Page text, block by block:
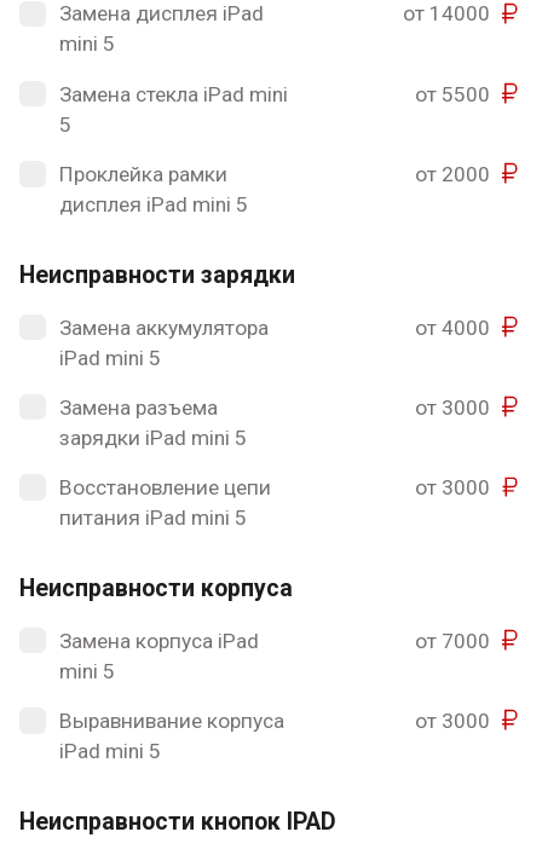
Замена дисплея iPad
mini 5
от 14000
Замена стекла iPad mini
5
от 5500
Проклейка рамки
дисплея iPad mini 5
от 2000
Неисправности зарядки
Замена аккумулятора
iPad mini 5
от 4000
Замена разъема
зарядки iPad mini 5
от 3000
Восстановление цепи
питания iPad mini 5
от 3000
Неисправности корпуса
Замена корпуса iPad
mini 5
от 7000
Выравнивание корпуса
iPad mini 5
от 3000
Неисправности кнопок IPAD